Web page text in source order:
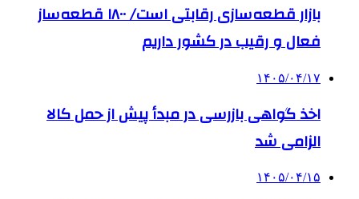
بازار قطعه‌سازی رقابتی است/ ۱۸۰۰ قطعه‌ساز
فعال و رقیب در کشور داریم
۱۴۰۵/۰۴/۱۷
اخذ گواهی بازرسی در مبدأ پیش از حمل کالا
الزامی شد
۱۴۰۵/۰۴/۱۵